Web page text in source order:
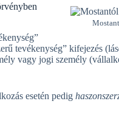
tevékenység” kifejezés
vagy jogi személy
esetén pedig